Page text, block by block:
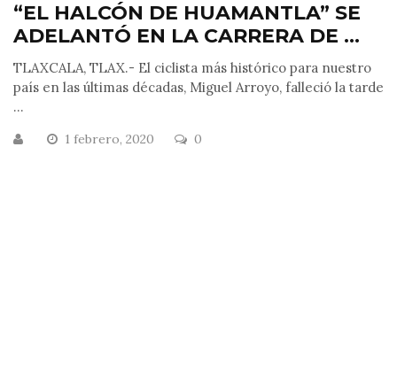
“EL HALCÓN DE HUAMANTLA” SE
ADELANTÓ EN LA CARRERA DE ...
TLAXCALA, TLAX.- El ciclista más histórico para nuestro
país en las últimas décadas, Miguel Arroyo, falleció la tarde
...
1 febrero, 2020 0